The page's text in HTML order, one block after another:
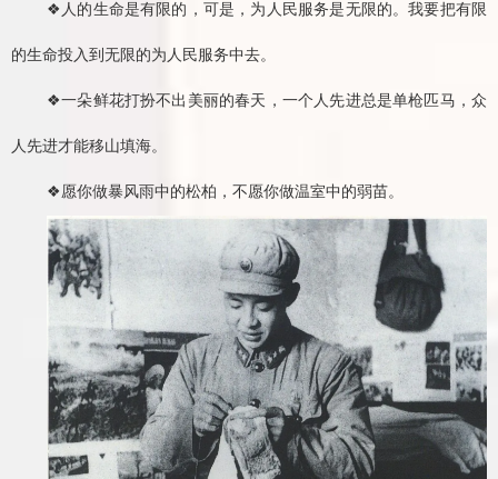
❖人的生命是有限的，可是，为人民服务是无限的。我要把有限
的生命投入到无限的为人民服务中去。
❖一朵鲜花打扮不出美丽的春天，一个人先进总是单枪匹马，众
人先进才能移山填海。
❖愿你做暴风雨中的松柏，不愿你做温室中的弱苗。